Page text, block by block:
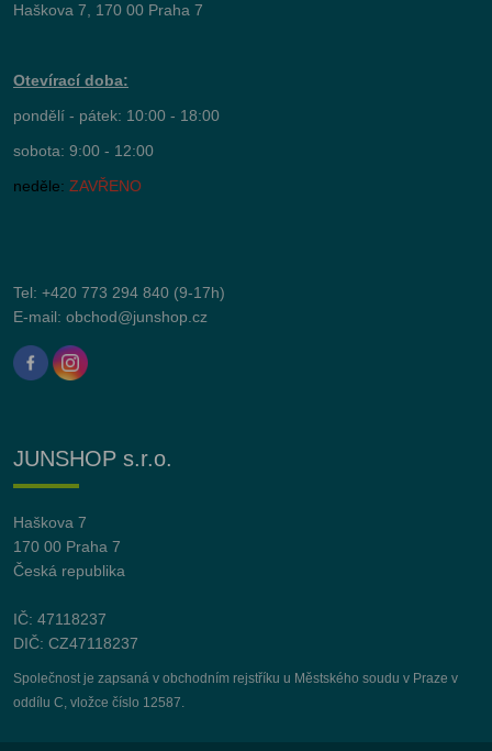
Haškova 7, 170 00 Praha 7
Otevírací doba:
pondělí - pátek: 10:00 - 18:00
sobota: 9:00 - 12:00
neděle: ZAVŘENO
Tel: +420 773 294 840 (9-17h)
E-mail: obchod@junshop.cz
JUNSHOP s.r.o.
Haškova 7
170 00 Praha 7
Česká republika
IČ: 47118237
DIČ: CZ47118237
Společnost je zapsaná v obchodním rejstříku u Městského soudu v Praze v
oddílu C, vložce číslo 12587.